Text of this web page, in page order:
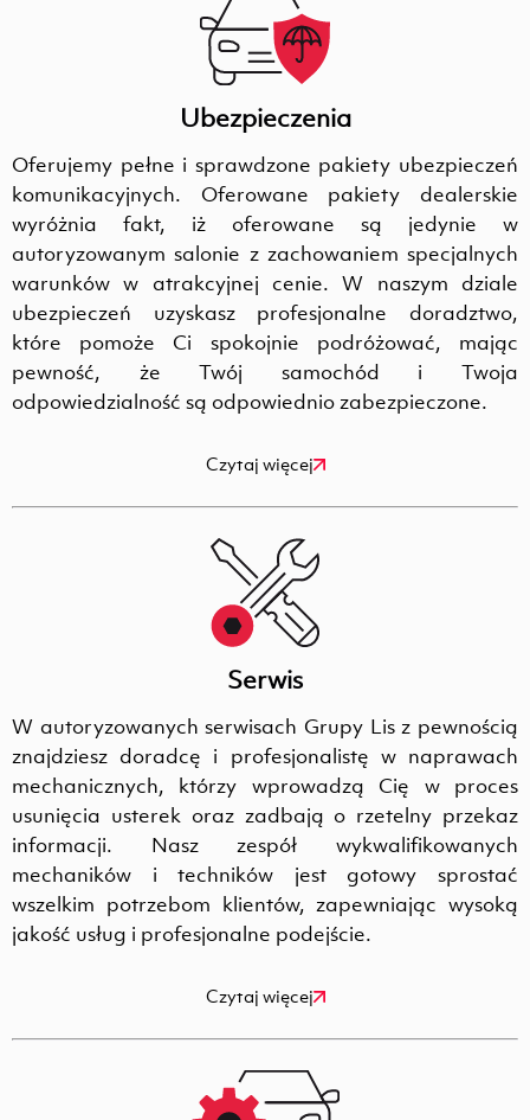
Ubezpieczenia
Oferujemy pełne i sprawdzone pakiety ubezpieczeń
komunikacyjnych. Oferowane pakiety dealerskie
wyróżnia fakt, iż oferowane są jedynie w
autoryzowanym salonie z zachowaniem specjalnych
warunków w atrakcyjnej cenie. W naszym dziale
ubezpieczeń uzyskasz profesjonalne doradztwo,
które pomoże Ci spokojnie podróżować, mając
pewność, że Twój samochód i Twoja
odpowiedzialność są odpowiednio zabezpieczone.
Czytaj więcej
Serwis
W autoryzowanych serwisach Grupy Lis z pewnością
znajdziesz doradcę i profesjonalistę w naprawach
mechanicznych, którzy wprowadzą Cię w proces
usunięcia usterek oraz zadbają o rzetelny przekaz
informacji. Nasz zespół wykwalifikowanych
mechaników i techników jest gotowy sprostać
wszelkim potrzebom klientów, zapewniając wysoką
jakość usług i profesjonalne podejście.
Czytaj więcej